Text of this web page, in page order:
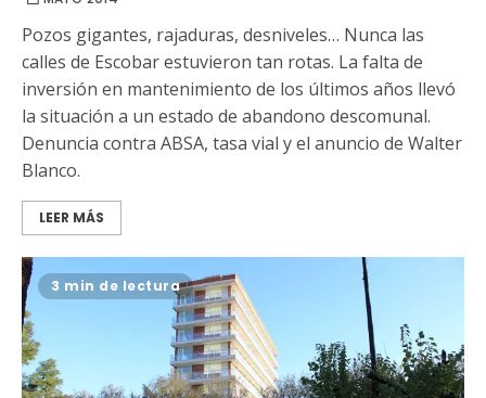
Pozos gigantes, rajaduras, desniveles… Nunca las
calles de Escobar estuvieron tan rotas. La falta de
inversión en mantenimiento de los últimos años llevó
la situación a un estado de abandono descomunal.
Denuncia contra ABSA, tasa vial y el anuncio de Walter
Blanco.
LEER MÁS
3 min de lectura